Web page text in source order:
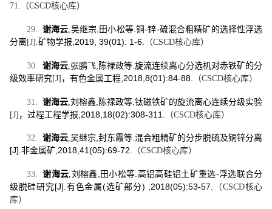
71.
（CSCD核心库）
29. 谢海云 吴继宗 田小松等. 铜-锌-硫混合粗精矿的选择性浮选
分离 [J] 矿物学报 ,2019, 39(01): 1-6. （CSCD核心库）
30. 谢海云, 张鹏飞, 陈禄政等 .旋流连续离心分选机对赤铁矿的分
级效率研究[J] ，有色金属工程,2018,8(01):84-88. （CSCD核心库）
31. 谢海云, 刘榕鑫 陈禄政等 .钛磁铁矿的旋流离心连续分级实验
[J] ，过程工程学报 ,2018,18(02):308-311. （CSCD核心库）
32. 谢海云,吴继宗,封东霞等.混合粗精矿的分步脱硫及铜锌分离
[J].非金属矿,2018,41(05):69-72. （CSCD核心库）
33. 谢海云,刘榕鑫 , 田小松等. 高铝高硅铝土矿重选-浮选联合分
级脱硅研究[J].有色金属(选矿部分) ,2018(05):53-57. （CSCD核心
库）